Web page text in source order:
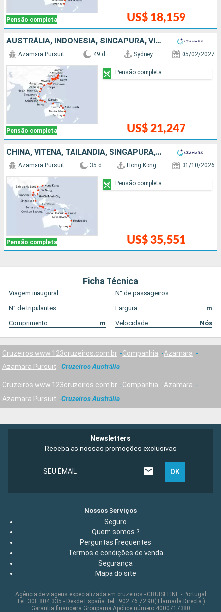
Pensão completa US$ 18,159
AUSTRÁLIA, INDONESIA, SINGAPURA, VITENÃ, CHINA, TAIWAN, JAPÃO
Pensão completa
Azamara Pursuit 49 d Sydney 05/02/2027
US$ 21,247
Pensão completa
CHINA, VITENÃ, TAILÃNDIA, SINGAPURA, INDONESIA, AUSTRÁLIA
Pensão completa
Azamara Pursuit 35 d Hong Kong 31/10/2026
US$ 35,551
Pensão completa
Ficha Técnica
Viagem inaugural:
N° de passageiros:
N° de tripulantes:
Largura:
m
Comprimento:
m Velocidade: Nós
Cruzeiros www.123cruzeiros.com.br Companhia
Azamara
Azamara Pursuit
Cruzeiros Austrália
Cruzeiros www.123cruzeiros.com.br Companhia
Azamara
Azamara Pursuit
Cruzeiros Austrália
Newsletters
Receba as nossas promoções exclusivas
SEU ÉMAIL OK
Nossos Serviços
Seguro
Quem somos ?
Perguntas Frequentes
Termos e condições de venda
Segurança
Mapa do site
Agência de viagens especializada em cruzeiros - CRUISELINE - Portugal
Tel: 308 804 335 - Desde España Tel : 902 76 72 90( Llamada Directa )
Garantia financeira Groupama Apólice número 4000717380